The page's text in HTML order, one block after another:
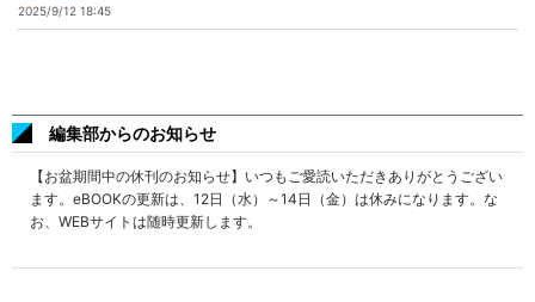
2025/9/12 18:45
編集部からのお知らせ
【お盆期間中の休刊のお知らせ】いつもご愛読いただきありがとうござい
ます。eBOOKの更新は、12日（水）～14日（金）は休みになります。な
お、WEBサイトは随時更新します。